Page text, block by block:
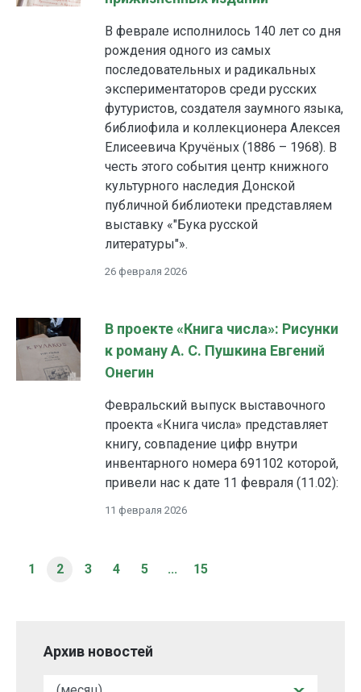
В феврале исполнилось 140 лет со дня
рождения одного из самых
последовательных и радикальных
экспериментаторов среди русских
футуристов, создателя заумного языка,
библиофила и коллекционера Алексея
Елисеевича Кручёных (1886 – 1968). В
честь этого события центр книжного
культурного наследия Донской
публичной библиотеки представляем
выставку «"Бука русской
литературы"».
26 февраля 2026
В проекте «Книга числа»: Рисунки
к роману А. С. Пушкина Евгений
Онегин
Февральский выпуск выставочного
проекта «Книга числа» представляет
книгу, совпадение цифр внутри
инвентарного номера 691102 которой,
привели нас к дате 11 февраля (11.02):
11 февраля 2026
1 2 3 4 5 ... 15
Архив новостей